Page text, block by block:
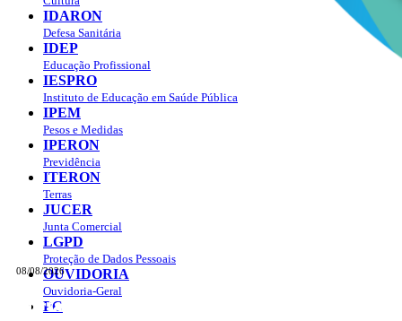
08/08/2026
Portal do Governo do
IDARON
Defesa Sanitária
IDEP
Educação Profissional
IESPRO
Instituto de Educação em Saúde Pública
IPEM
Pesos e Medidas
IPERON
Previdência
ITERON
Terras
JUCER
Junta Comercial
LGPD
Proteção de Dados Pessoais
OUVIDORIA
Ouvidoria-Geral
PC